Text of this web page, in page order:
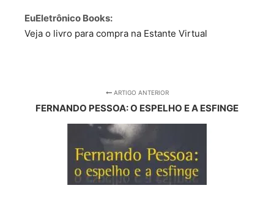
EuEletrônico Books:
Veja o livro para compra na Estante Virtual
ARTIGO ANTERIOR
FERNANDO PESSOA: O ESPELHO E A ESFINGE